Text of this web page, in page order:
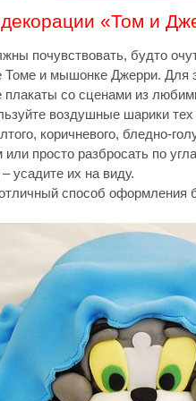
«Том и
почувствовать, будто
и мышонке Джерри. Для
плакаты со сценами из
воздушные шарики
коричневого, бледно-
или просто разбросать по
усадите их на виду.
способ